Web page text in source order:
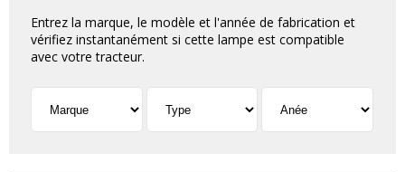
Entrez la marque, le modèle et l'année de fabrication et
vérifiez instantanément si cette lampe est compatible
avec votre tracteur.